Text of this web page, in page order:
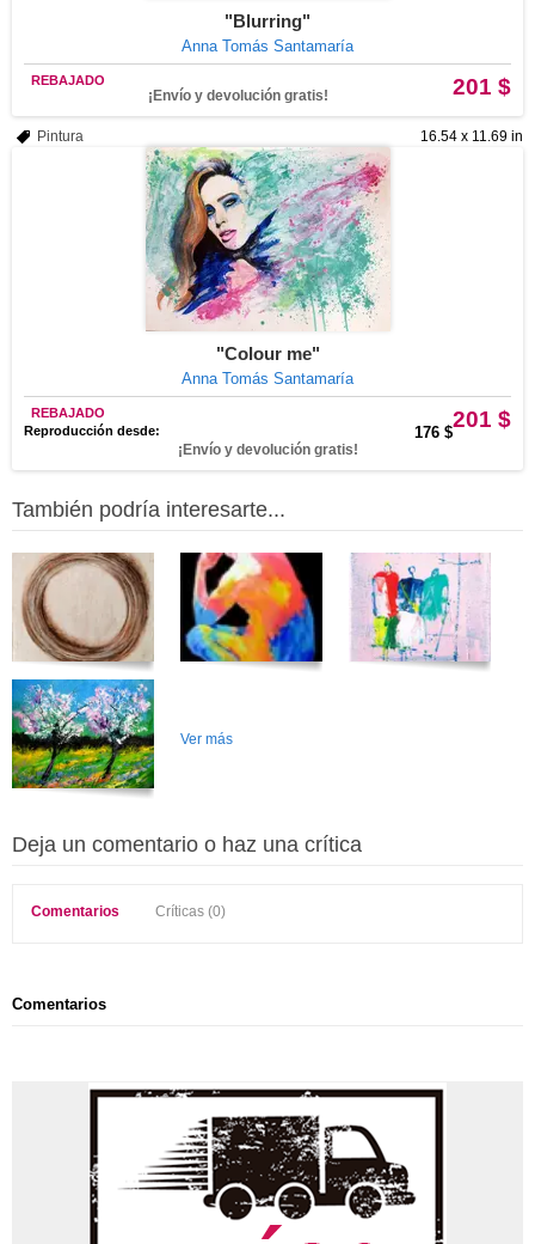
"Blurring"
Anna Tomás Santamaría
201 $
REBAJADO
¡Envío y devolución gratis!
16.54 x 11.69 in
Pintura
"Colour me"
Anna Tomás Santamaría
201 $
REBAJADO
Reproducción desde:
176 $
¡Envío y devolución gratis!
También podría interesarte...
Ver más
Deja un comentario o haz una crítica
Comentarios Críticas (0)
Comentarios